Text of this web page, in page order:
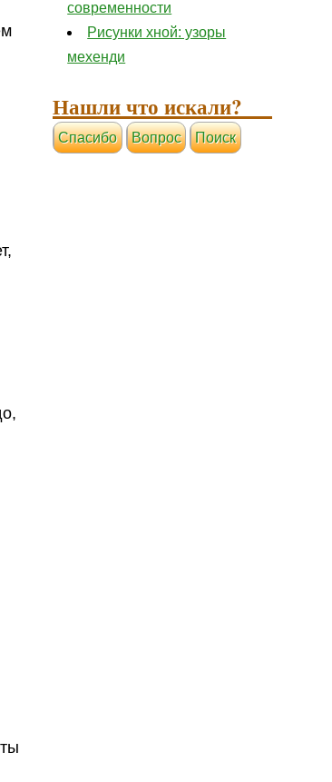
современности
Рисунки хной: узоры
мехенди
Нашли что искали?
Cпасибо Вопрос Поиск